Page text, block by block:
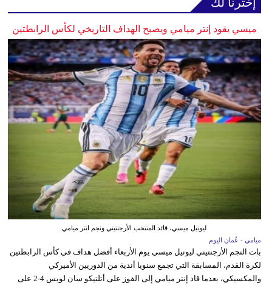
ميسي يقود إنتر ميامي ويصبح الهداف التاريخي لكأس الرابطتين
ليونيل ميسي، قائد المنتخب الأرجنتيني ونجم انتر ميامي
ميامي - عُمان اليوم
بات النجم الأرجنتيني ليونيل ميسي يوم الأربعاء أفضل هداف في كأس الرابطتين
لكرة القدم، المسابقة التي تجمع سنويا أندية من الدوريين الأميركي
والمكسيكي، بعدما قاد إنتر ميامي إلى الفوز على أتلتيكو سان لويس 4-2 على